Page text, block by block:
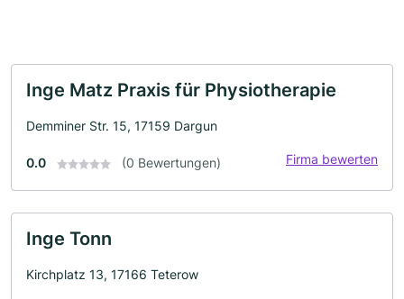
Inge Matz Praxis für Physiotherapie
Demminer Str. 15, 17159 Dargun
0.0 (0 Bewertungen) Firma bewerten
Inge Tonn
Kirchplatz 13, 17166 Teterow